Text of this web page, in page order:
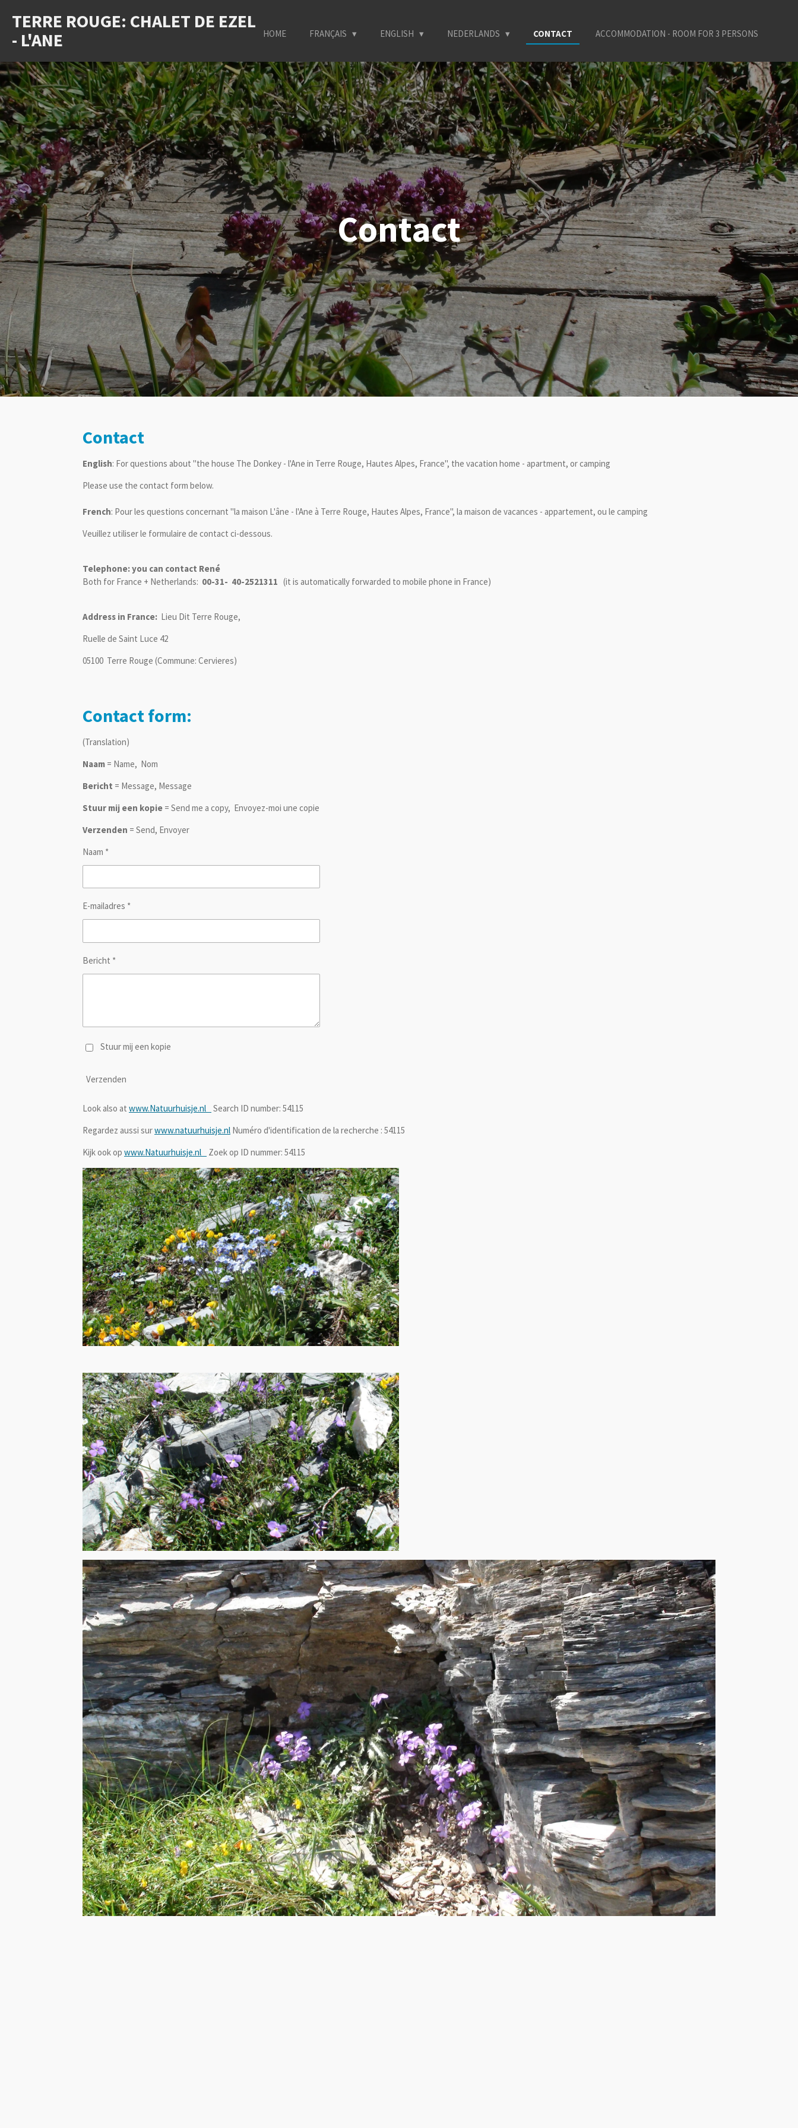
direct
naar
hoofdinhoud
TERRE ROUGE: CHALET DE EZEL
- L'ANE
HOME FRANÇAIS ENGLISH NEDERLANDS CONTACT ACCOMMODATION - ROOM FOR 3 PERSONS
Contact
Contact
English: For questions about "the house The Donkey - l'Ane in Terre Rouge, Hautes Alpes, France", the vacation home - apartment, or camping
Please use the contact form below.
French: Pour les questions concernant "la maison L'âne - l'Ane à Terre Rouge, Hautes Alpes, France", la maison de vacances - appartement, ou le camping
Veuillez utiliser le formulaire de contact ci-dessous.
Telephone: you can contact René
Both for France + Netherlands: 00-31- 40-2521311 (it is automatically forwarded to mobile phone in France)
Address in France: Lieu Dit Terre Rouge,
Ruelle de Saint Luce 42
05100 Terre Rouge (Commune: Cervieres)
Contact form:
(Translation)
Naam = Name, Nom
Bericht = Message, Message
Stuur mij een kopie = Send me a copy, Envoyez-moi une copie
Verzenden = Send, Envoyer
Naam *
E-mailadres *
Bericht *
Stuur mij een kopie
Verzenden
Look also at www.Natuurhuisje.nl Search ID number: 54115
Regardez aussi surwww.natuurhuisje.nl Numéro d'identification de la recherche : 54115
Kijk ook op www.Natuurhuisje.nl Zoek op ID nummer: 54115